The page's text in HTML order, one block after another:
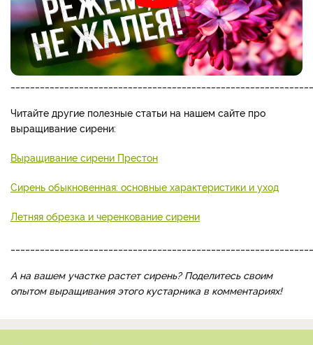
Читайте другие полезные статьи на нашем сайте про
выращивание сирени:
Выращивание сирени Престон
Сирень обыкновенная: основные характеристики и уход
Летняя обрезка и черенкование сирени
А на вашем участке растет сирень? Поделитесь своим
опытом выращивания этого кустарника в комментариях!